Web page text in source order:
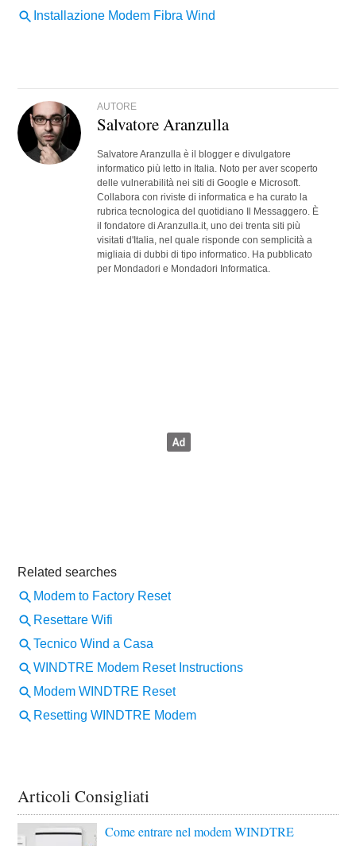
AUTORE
Salvatore Aranzulla
Salvatore Aranzulla è il blogger e divulgatore
informatico più letto in Italia. Noto per aver scoperto
delle vulnerabilità nei siti di Google e Microsoft.
Collabora con riviste di informatica e ha curato la
rubrica tecnologica del quotidiano Il Messaggero. È
il fondatore di Aranzulla.it, uno dei trenta siti più
visitati d'Italia, nel quale risponde con semplicità a
migliaia di dubbi di tipo informatico. Ha pubblicato
per Mondadori e Mondadori Informatica.
Articoli Consigliati
Come entrare nel modem WINDTRE